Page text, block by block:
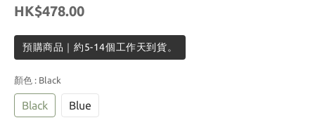
HK$478.00
預購商品｜約5-14個工作天到貨。
顏色 : Black
Black Blue